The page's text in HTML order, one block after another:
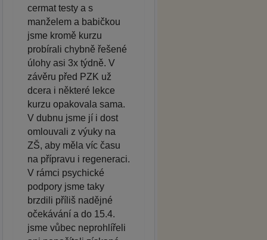
cermat testy a s
manželem a babičkou
jsme kromě kurzu
probírali chybně řešené
úlohy asi 3x týdně. V
závěru před PZK už
dcera i některé lekce
kurzu opakovala sama.
V dubnu jsme jí i dost
omlouvali z výuky na
ZŠ, aby měla víc času
na přípravu i regeneraci.
V rámci psychické
podpory jsme taky
brzdili příliš nadějné
očekávání a do 15.4.
jsme vůbec neprohlířeli